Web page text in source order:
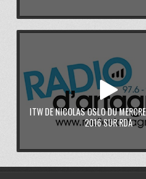
ITW DE NICOLAS OSLO DU
2016 SUR RDA